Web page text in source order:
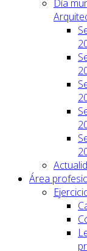
Día
Área